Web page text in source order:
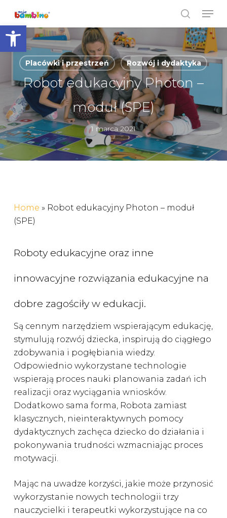
Open toolbar
main
content
Placówki i przestrzeń Rozwój i dydaktyka
Robot edukacyjny Photon –
moduł (SPE)
1 marca 2021
Home » Robot edukacyjny Photon – moduł
(SPE)
Roboty edukacyjne oraz inne
innowacyjne rozwiązania edukacyjne na
dobre zagościły w edukacji.
Są cennym narzędziem wspierającym edukację,
stymulują rozwój dziecka, inspirują do ciągłego
zdobywania i pogłębiania wiedzy.
Odpowiednio wykorzystane technologie
wspierają proces nauki planowania zadań ich
realizacji oraz wyciągania wniosków.
Dodatkowo sama forma, Robota zamiast
klasycznych, nieinteraktywnych pomocy
dydaktycznych zachęca dziecko do działania i
pokonywania trudności wzmacniając proces
motywacji.
Mając na uwadze korzyści, jakie może przynosić
wykorzystanie nowych technologii trzy
nauczycielki i terapeutki wykorzystujące na co
Close
Menu